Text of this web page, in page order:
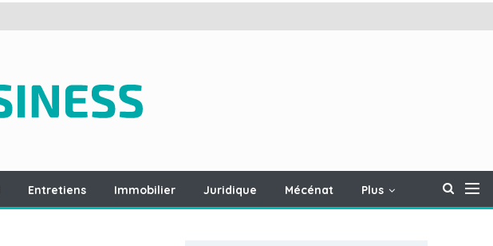
Entretiens Immobilier Juridique Mécénat Plus